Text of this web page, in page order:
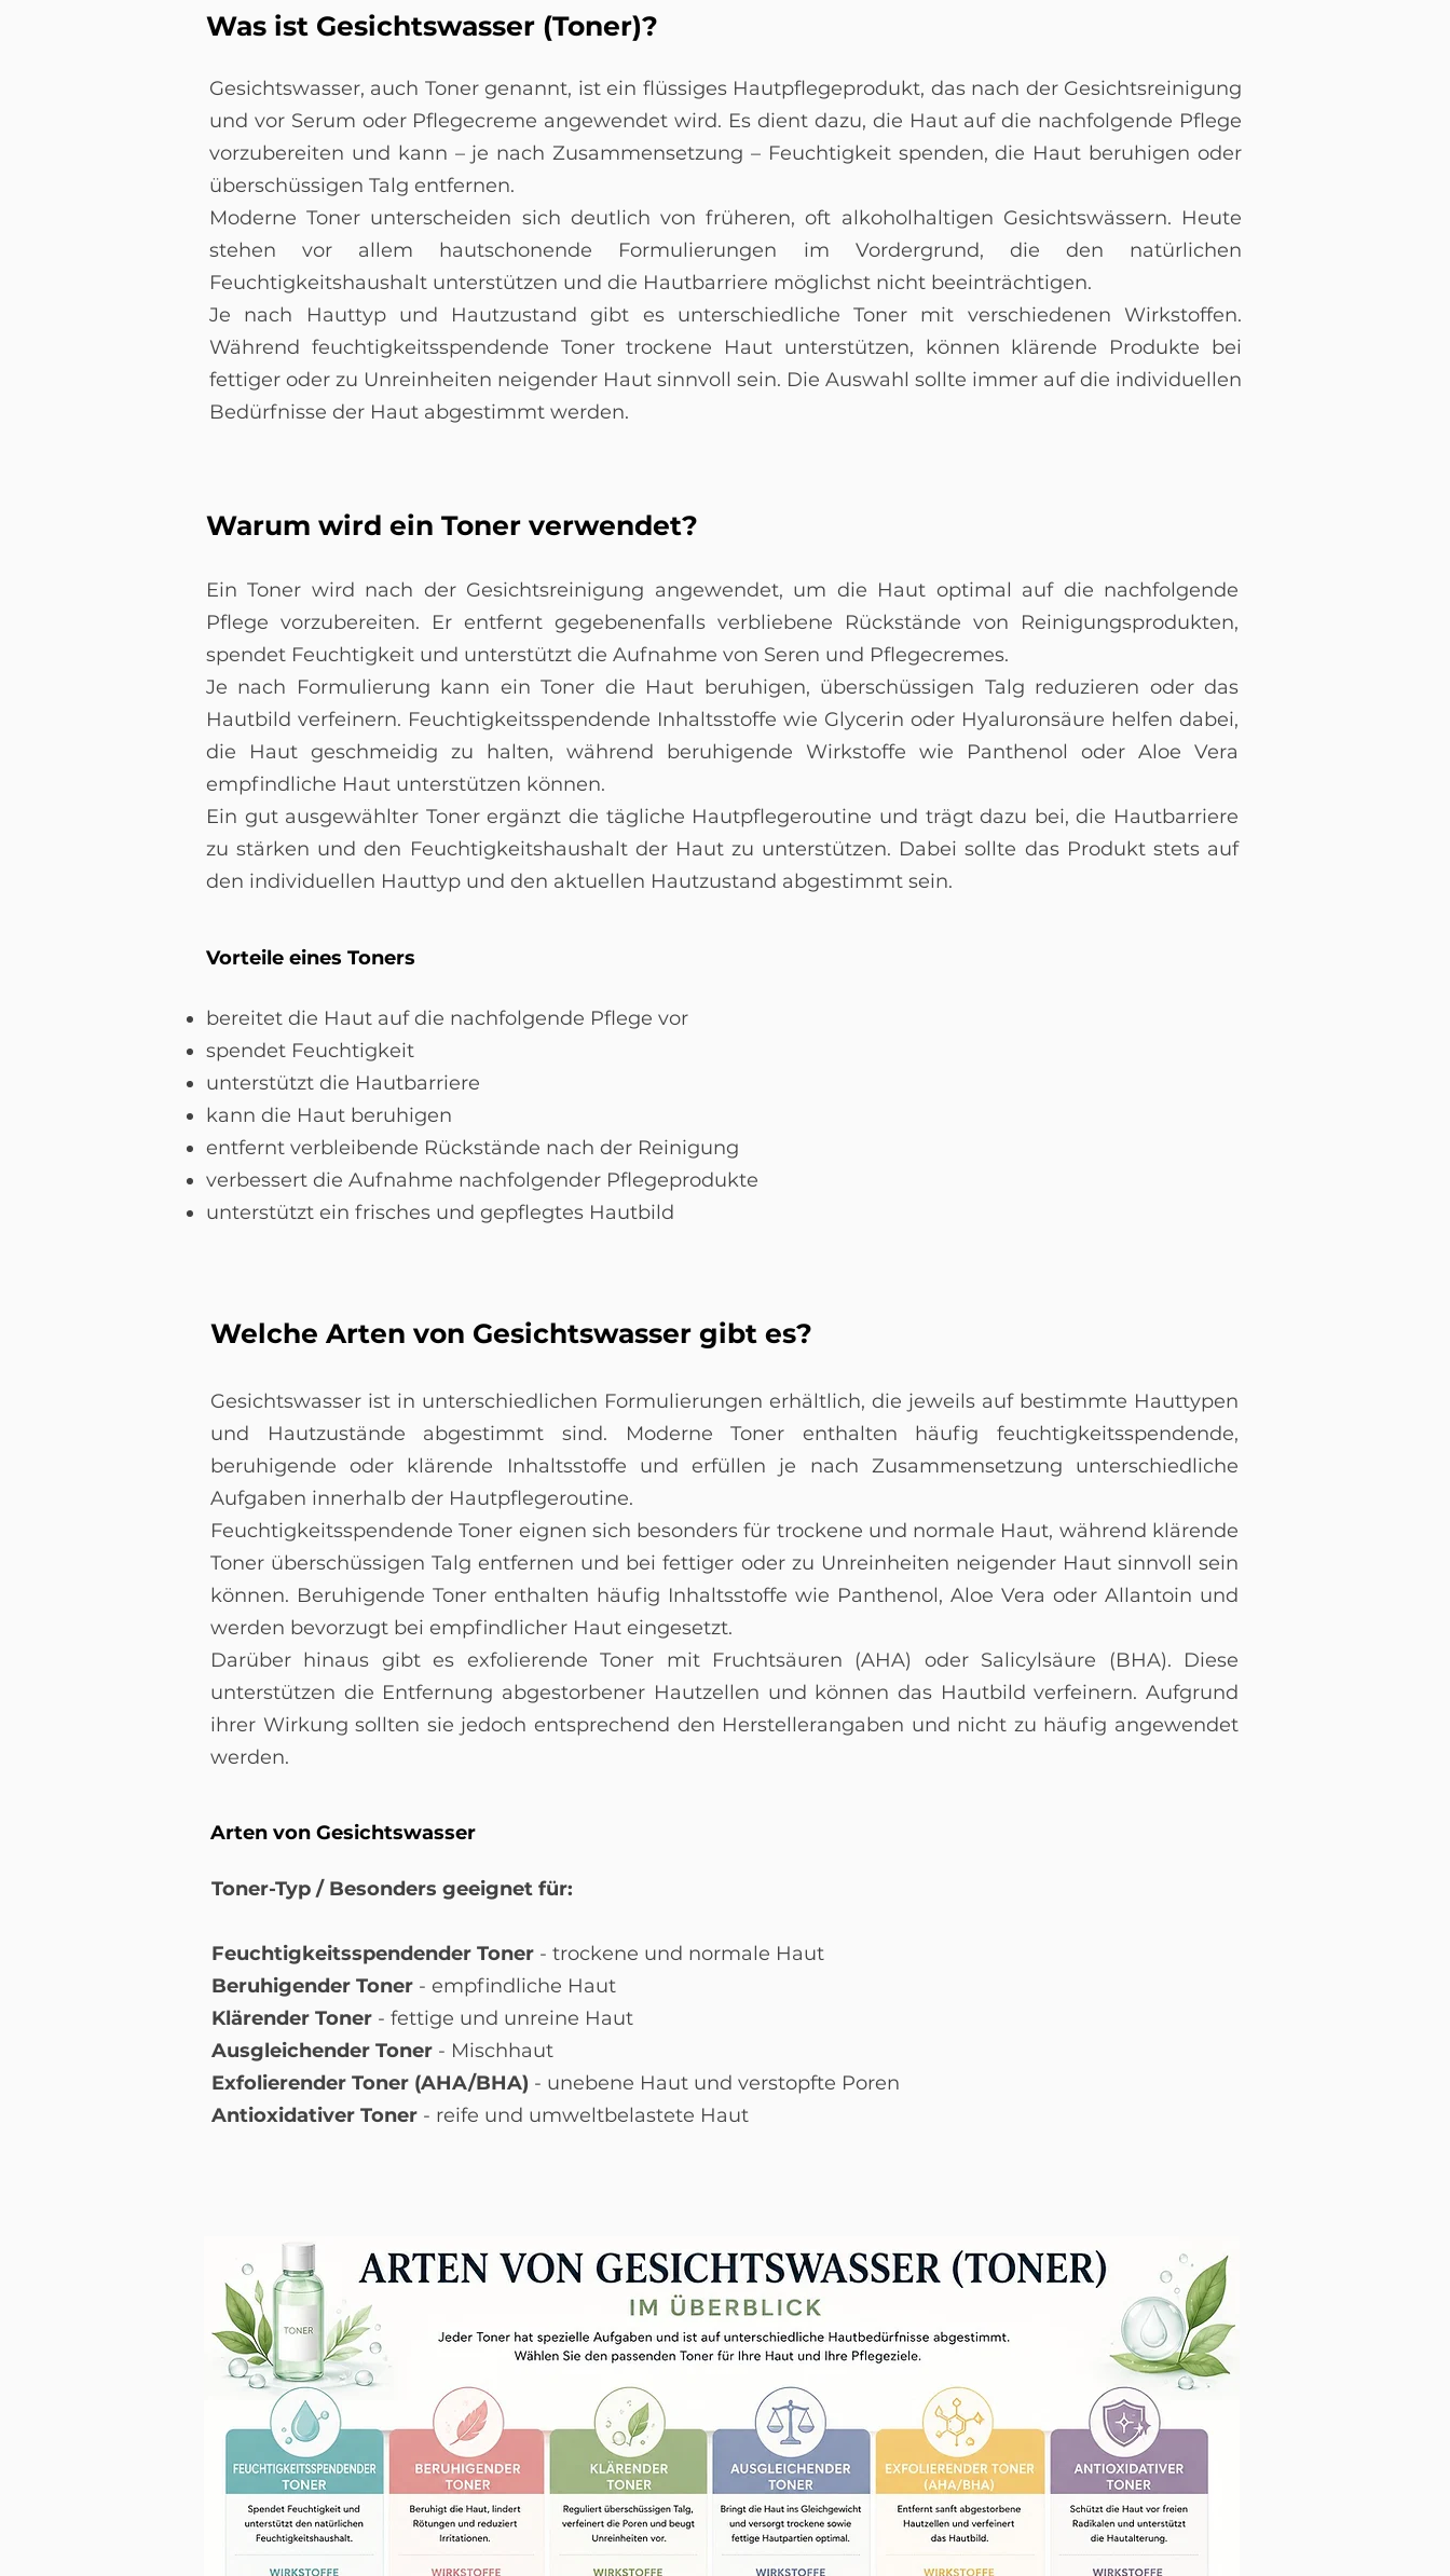
Was ist Gesichtswasser (Toner)?
Gesichtswasser, auch Toner genannt, ist ein flüssiges Hautpflegeprodukt, das nach der Gesichtsreinigung
und vor Serum oder Pflegecreme angewendet wird. Es dient dazu, die Haut auf die nachfolgende Pflege
vorzubereiten und kann – je nach Zusammensetzung – Feuchtigkeit spenden, die Haut beruhigen oder
überschüssigen Talg entfernen.
Moderne Toner unterscheiden sich deutlich von früheren, oft alkoholhaltigen Gesichtswässern. Heute
stehen vor allem hautschonende Formulierungen im Vordergrund, die den natürlichen
Feuchtigkeitshaushalt unterstützen und die Hautbarriere möglichst nicht beeinträchtigen.
Je nach Hauttyp und Hautzustand gibt es unterschiedliche Toner mit verschiedenen Wirkstoffen.
Während feuchtigkeitsspendende Toner trockene Haut unterstützen, können klärende Produkte bei
fettiger oder zu Unreinheiten neigender Haut sinnvoll sein. Die Auswahl sollte immer auf die individuellen
Bedürfnisse der Haut abgestimmt werden.
Warum wird ein Toner verwendet?
Ein Toner wird nach der Gesichtsreinigung angewendet, um die Haut optimal auf die nachfolgende
Pflege vorzubereiten. Er entfernt gegebenenfalls verbliebene Rückstände von Reinigungsprodukten,
spendet Feuchtigkeit und unterstützt die Aufnahme von Seren und Pflegecremes.
Je nach Formulierung kann ein Toner die Haut beruhigen, überschüssigen Talg reduzieren oder das
Hautbild verfeinern. Feuchtigkeitsspendende Inhaltsstoffe wie Glycerin oder Hyaluronsäure helfen dabei,
die Haut geschmeidig zu halten, während beruhigende Wirkstoffe wie Panthenol oder Aloe Vera
empfindliche Haut unterstützen können.
Ein gut ausgewählter Toner ergänzt die tägliche Hautpflegeroutine und trägt dazu bei, die Hautbarriere
zu stärken und den Feuchtigkeitshaushalt der Haut zu unterstützen. Dabei sollte das Produkt stets auf
den individuellen Hauttyp und den aktuellen Hautzustand abgestimmt sein.
Vorteile eines Toners
bereitet die Haut auf die nachfolgende Pflege vor
spendet Feuchtigkeit
unterstützt die Hautbarriere
kann die Haut beruhigen
entfernt verbleibende Rückstände nach der Reinigung
verbessert die Aufnahme nachfolgender Pflegeprodukte
unterstützt ein frisches und gepflegtes Hautbild
Welche Arten von Gesichtswasser gibt es?
Gesichtswasser ist in unterschiedlichen Formulierungen erhältlich, die jeweils auf bestimmte Hauttypen
und Hautzustände abgestimmt sind. Moderne Toner enthalten häufig feuchtigkeitsspendende,
beruhigende oder klärende Inhaltsstoffe und erfüllen je nach Zusammensetzung unterschiedliche
Aufgaben innerhalb der Hautpflegeroutine.
Feuchtigkeitsspendende Toner eignen sich besonders für trockene und normale Haut, während klärende
Toner überschüssigen Talg entfernen und bei fettiger oder zu Unreinheiten neigender Haut sinnvoll sein
können. Beruhigende Toner enthalten häufig Inhaltsstoffe wie Panthenol, Aloe Vera oder Allantoin und
werden bevorzugt bei empfindlicher Haut eingesetzt.
Darüber hinaus gibt es exfolierende Toner mit Fruchtsäuren (AHA) oder Salicylsäure (BHA). Diese
unterstützen die Entfernung abgestorbener Hautzellen und können das Hautbild verfeinern. Aufgrund
ihrer Wirkung sollten sie jedoch entsprechend den Herstellerangaben und nicht zu häufig angewendet
werden.
Arten von Gesichtswasser
Toner-Typ / Besonders geeignet für:
Feuchtigkeitsspendender Toner - trockene und normale Haut
Beruhigender Toner - empfindliche Haut
Klärender Toner - fettige und unreine Haut
Ausgleichender Toner - Mischhaut
Exfolierender Toner (AHA/BHA) - unebene Haut und verstopfte Poren
Antioxidativer Toner - reife und umweltbelastete Haut